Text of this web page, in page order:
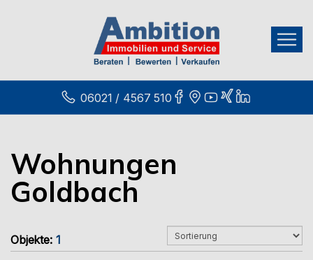
06021 / 4567 510
Wohnungen
Goldbach
Objekte: 1